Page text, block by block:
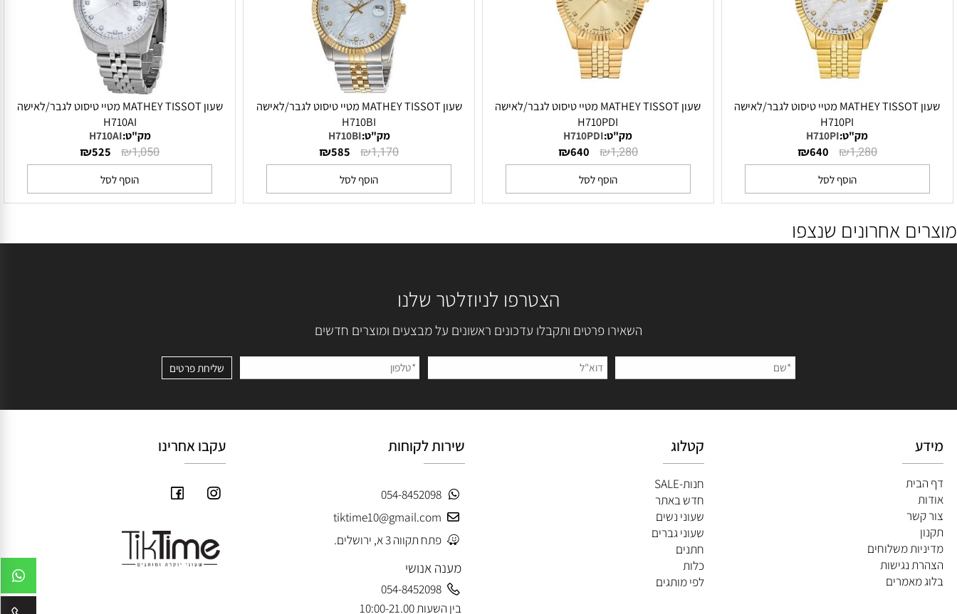
שעון MATHEY TISSOT מטיי טיסוט לגבר/לאישה
H710PI
H710PI
₪1,280
₪640
הוסף לסל
שעון MATHEY TISSOT מטיי טיסוט לגבר/לאישה
H710PDI
H710PDI
₪1,280
₪640
שעון MATHEY TISSOT מטיי טיסוט לגבר/לאישה
H710BI
מק"ט:H710BI
₪1,170
₪585
שעון MATHEY TISSOT מטיי טיסוט לגבר/לאישה
H710AI
מק"ט:H710AI
₪1,050
₪525
הצטרפו לניוזלטר שלנו
השאירו פרטים ותקבלו עדכונים ראשונים על מבצעים ומוצרים חדשים
קטלוג
חדש באתר
שעוני נשים
שירות לקוחות
tiktime10@gmail.com
פתח תקווה 3 א, ירושלים.
עקבו אחרינו